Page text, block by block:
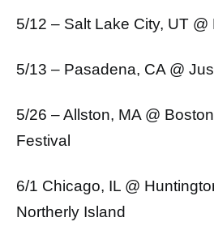
5/12 – Salt Lake City, UT
5/13 – Pasadena, CA @
5/26 – Allston, MA @
Festival
6/1 Chicago, IL @
Northerly Island